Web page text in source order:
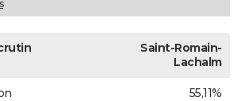
Saint-Romain-
Lachalm
55,11%